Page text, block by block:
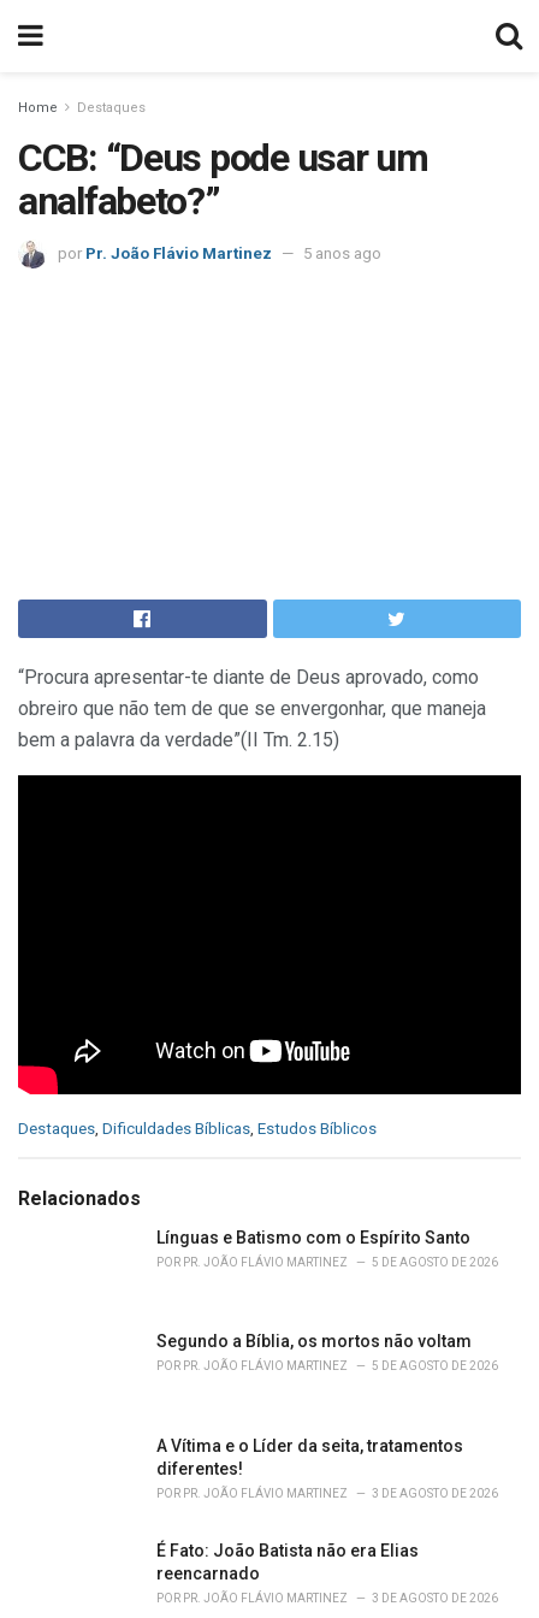
Home Destaques
CCB: “Deus pode usar um
analfabeto?”
por Pr. João Flávio Martinez 5 anos ago
“Procura apresentar-te diante de Deus aprovado, como
obreiro que não tem de que se envergonhar, que maneja
bem a palavra da verdade”(II Tm. 2.15)
C
e
Destaques, Dificuldades Bíblicas, Estudos Bíblicos
Relacionados
Línguas e Batismo com o Espírito Santo
POR PR. JOÃO FLÁVIO MARTINEZ 5 DE AGOSTO DE 2026
Segundo a Bíblia, os mortos não voltam
POR PR. JOÃO FLÁVIO MARTINEZ 5 DE AGOSTO DE 2026
A Vítima e o Líder da seita, tratamentos
diferentes!
POR PR. JOÃO FLÁVIO MARTINEZ 3 DE AGOSTO DE 2026
É Fato: João Batista não era Elias
reencarnado
POR PR. JOÃO FLÁVIO MARTINEZ 3 DE AGOSTO DE 2026